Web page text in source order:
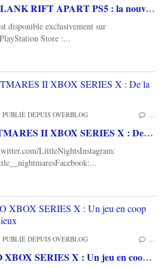
[TEST] RATCHET & CLANK RIFT APART PS5 : la nouvelle génération de jeux de plateformes?
disponible exclusivement sur
Store :...
PUBLIÉ DEPUIS OVERBLOG
[TEST] LITTLE NIGHTMARES II XBOX SERIES X : De la peur sans surprise
LittleNightsInstagram:
PUBLIÉ DEPUIS OVERBLOG
[TEST] IT TAKES TWO XBOX SERIES X : Un jeu en coop poétique, touchant et ingénieux